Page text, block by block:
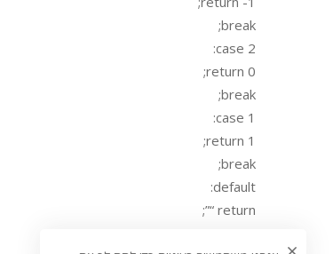
break;
case 2:
return 0;
break;
case 1:
return 1;
break;
default:
return “”;